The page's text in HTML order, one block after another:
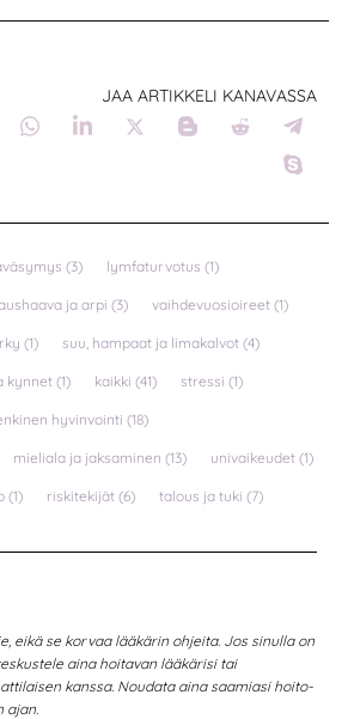
JAA ARTIKKELI KANAVASSA
(3) lymfaturvotus (1)
ja arpi (3) vaihdevuosioireet (1)
(1) suu, hampaat ja limakalvot (4)
kynnet(1) kaikki (41) stressi (1)
hyvinvointi (18)
mieliala ja jaksaminen (13) univaikeudet (1)
(1) riskitekijät (6) talous ja tuki (7)
eikä se korvaa lääkärin ohjeita. Jos sinulla on
aina hoitavan lääkärisi tai
kanssa. Noudata aina saamiasi hoito-
ajan.